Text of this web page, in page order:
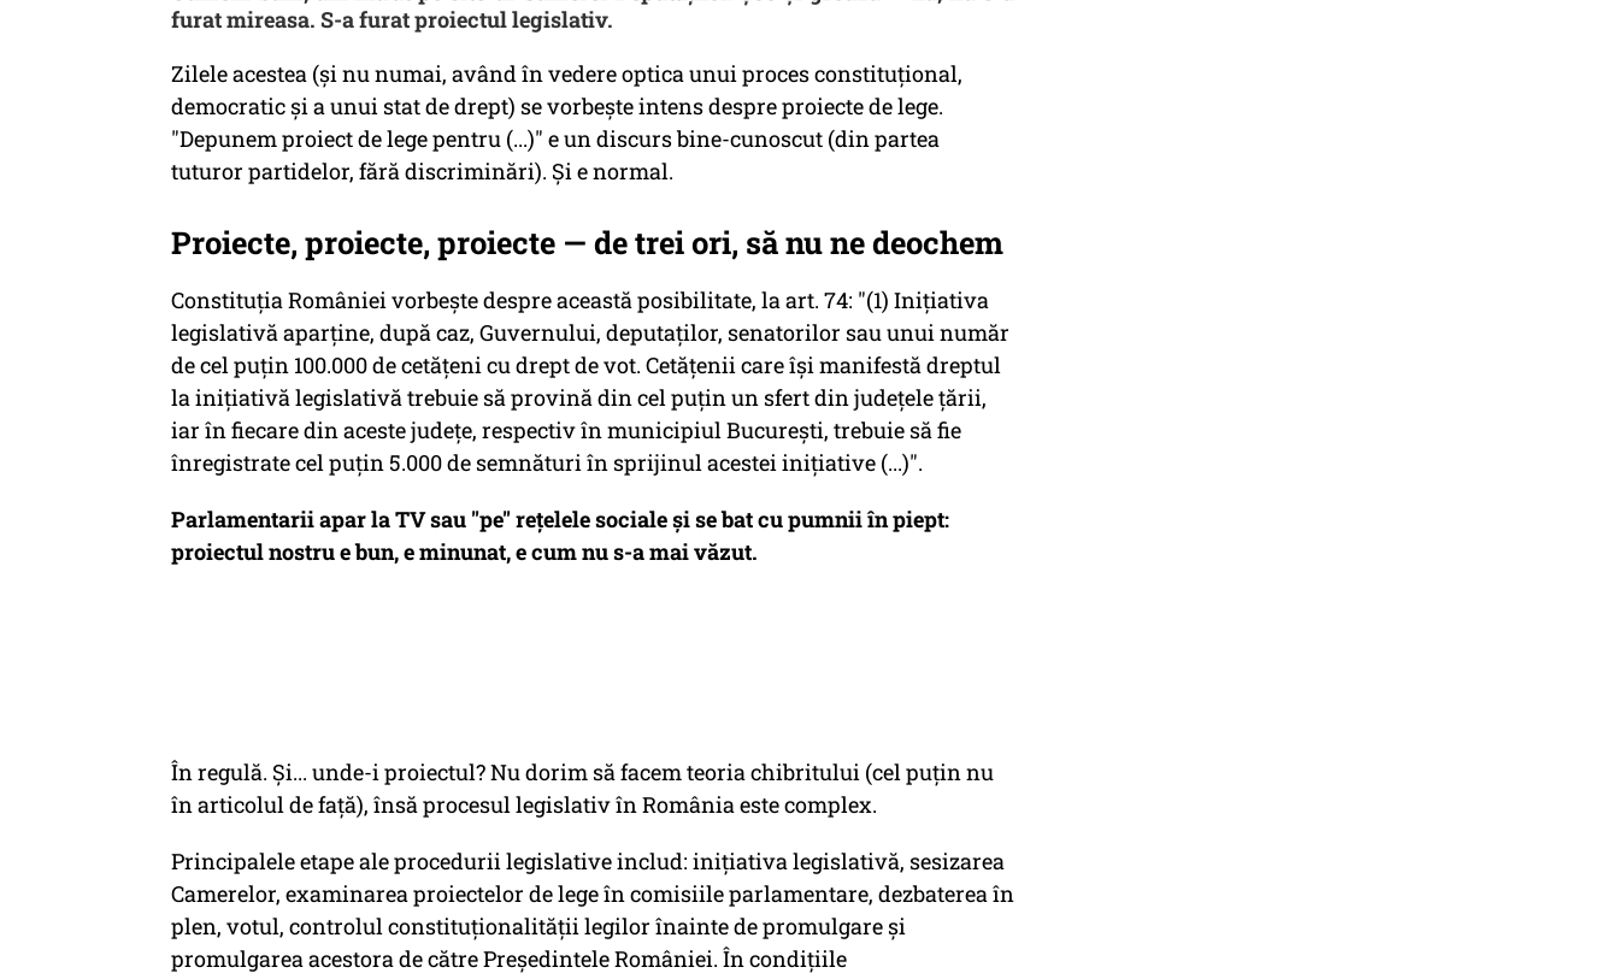
furat mireasa. S-a furat proiectul legislativ.
Zilele acestea (și nu numai, având în vedere optica unui proces constituțional,
democratic și a unui stat de drept) se vorbește intens despre proiecte de lege.
"Depunem proiect de lege pentru (...)" e un discurs bine-cunoscut (din partea
tuturor partidelor, fără discriminări). Și e normal.
Proiecte, proiecte, proiecte — de trei ori, să nu ne deochem
Constituția României vorbește despre această posibilitate, la art. 74: "(1) Iniţiativa
legislativă aparţine, după caz, Guvernului, deputaţilor, senatorilor sau unui număr
de cel puţin 100.000 de cetăţeni cu drept de vot. Cetăţenii care îşi manifestă dreptul
la iniţiativă legislativă trebuie să provină din cel puţin un sfert din judeţele ţării,
iar în fiecare din aceste judeţe, respectiv în municipiul Bucureşti, trebuie să fie
înregistrate cel puţin 5.000 de semnături în sprijinul acestei iniţiative (...)".
Parlamentarii apar la TV sau "pe" rețelele sociale și se bat cu pumnii în piept:
proiectul nostrue bun, e minunat, e cum nu s-a mai văzut.
În regulă. Și... unde-i proiectul? Nu dorim să facemteoria chibritului (cel puțin nu
în articolul de față), însă procesul legislativ în România este complex.
Principalele etape ale procedurii legislative includ: inițiativa legislativă, sesizarea
Camerelor, examinarea proiectelor de lege în comisiile parlamentare, dezbaterea în
plen, votul, controlul constituționalității legilor înainte de promulgare și
promulgarea acestora de către Președintele României. În condițiile